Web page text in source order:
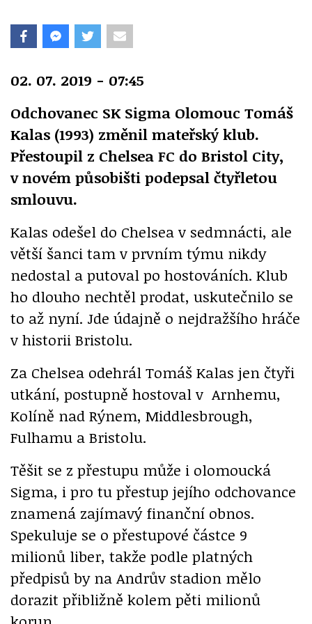
02. 07. 2019 - 07:45
Odchovanec SK Sigma Olomouc Tomáš
Kalas (1993) změnil mateřský klub.
Přestoupil z Chelsea FC do Bristol City,
v novém působišti podepsal čtyřletou
smlouvu.
Kalas odešel do Chelsea v sedmnácti, ale
větší šanci tam v prvním týmu nikdy
nedostal a putoval po hostováních. Klub
ho dlouho nechtěl prodat, uskutečnilo se
to až nyní. Jde údajně o nejdražšího hráče
v historii Bristolu.
Za Chelsea odehrál Tomáš Kalas jen čtyři
utkání, postupně hostoval v Arnhemu,
Kolíně nad Rýnem, Middlesbrough,
Fulhamu a Bristolu.
Těšit se z přestupu může i olomoucká
Sigma, i pro tu přestup jejího odchovance
znamená zajímavý finanční obnos.
Spekuluje se o přestupové částce 9
milionů liber, takže podle platných
předpisů by na Andrův stadion mělo
dorazit přibližně kolem pěti milionů